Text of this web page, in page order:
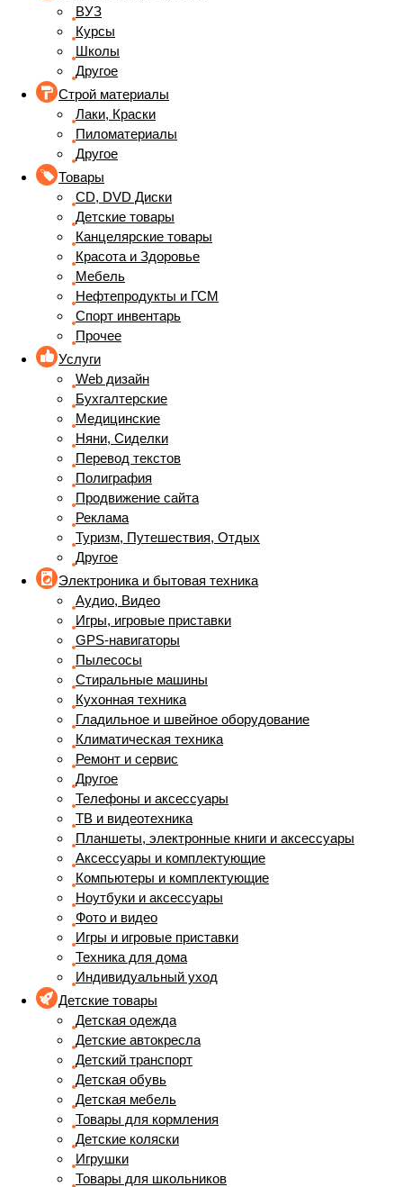
ВУЗ
Курсы
Школы
Другое
Строй материалы
Лаки, Краски
Пиломатериалы
Другое
Товары
CD, DVD Диски
Детские товары
Канцелярские товары
Красота и Здоровье
Мебель
Нефтепродукты и ГСМ
Спорт инвентарь
Прочее
Услуги
Web дизайн
Бухгалтерские
Медицинские
Няни, Сиделки
Перевод текстов
Полиграфия
Продвижение сайта
Реклама
Туризм, Путешествия, Отдых
Другое
Электроника и бытовая техника
Аудио, Видео
Игры, игровые приставки
GPS-навигаторы
Пылесосы
Стиральные машины
Кухонная техника
Гладильное и швейное оборудование
Климатическая техника
Ремонт и сервис
Другое
Телефоны и аксессуары
ТВ и видеотехника
Планшеты, электронные книги и аксессуары
Аксессуары и комплектующие
Компьютеры и комплектующие
Ноутбуки и аксессуары
Фото и видео
Игры и игровые приставки
Техника для дома
Индивидуальный уход
Детские товары
Детская одежда
Детские автокресла
Детский транспорт
Детская обувь
Детская мебель
Товары для кормления
Детские коляски
Игрушки
Товары для школьников